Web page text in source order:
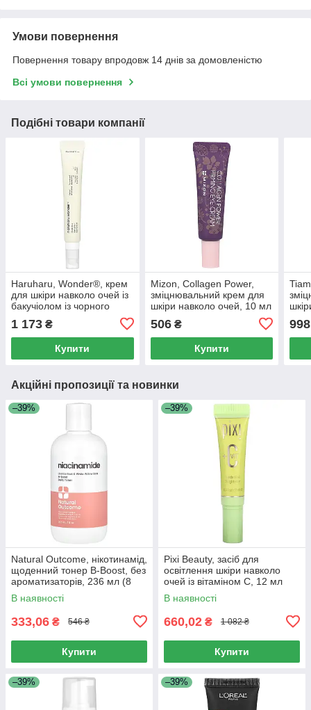
Умови повернення
Повернення товару впродовж 14 днів за домовленістю
Всі умови повернення
Подібні товари компанії
Haruharu, Wonder®, крем
для шкіри навколо очей із
бакучіолом із чорного
унції)
1 173 ₴
Купити
Mizon, Collagen Power,
зміцнювальний крем для
шкіри навколо очей, 10 мл
506₴
Купити
998
Акційні пропозиції та новинки
–39%
Natural Outcome, нікотинамід,
щоденний тонер B-Boost, без
ароматизаторів, 236 мл (8
унцій)
В наявності
333,06 ₴ 546 ₴
Купити
–39%
Pixi Beauty, засіб для
освітлення шкіри навколо
очей із вітаміном C, 12 мл
(0,4 рідк. унції)
В наявності
660,02 ₴ 1 082 ₴
Купити
–39% –39%